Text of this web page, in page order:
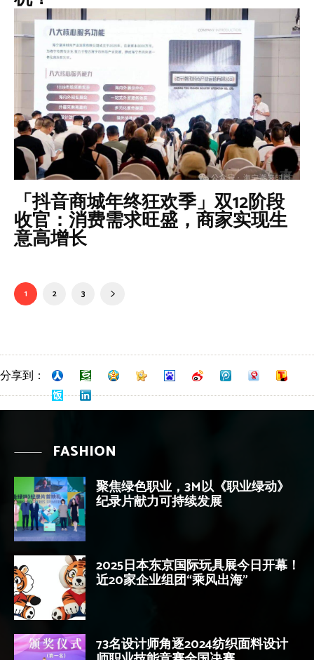
「抖音商城年终狂欢季」双12阶段
收官：消费需求旺盛，商家实现生
意高增长
1 2 3
分享到：
FASHION
聚焦绿色职业，3M以《职业绿动》
纪录片献力可持续发展
2025日本东京国际玩具展今日开幕！
近20家企业组团“乘风出海”
73名设计师角逐2024纺织面料设计